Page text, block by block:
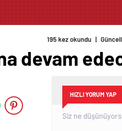
195 kez okundu |
devam
HIZLI YORUM YAP